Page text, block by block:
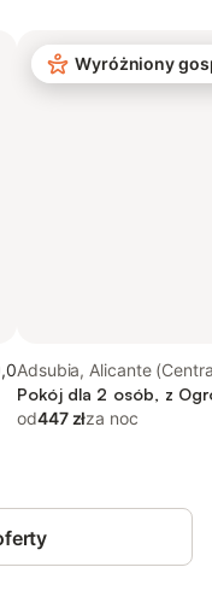
Wyróżniony
Adsubia, Alicante
Pokój dla 2 osób, z
od447 złza noc